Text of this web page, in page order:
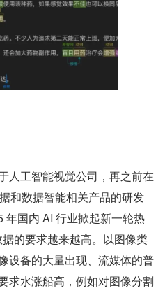
人工智能视觉公司，再之前在
和数据智能相关产品的研发
年国内 AI 行业掀起新一轮热
的要求越来越高。以图像类
设备的大量出现、流媒体的普
求水涨船高，例如对图像分割